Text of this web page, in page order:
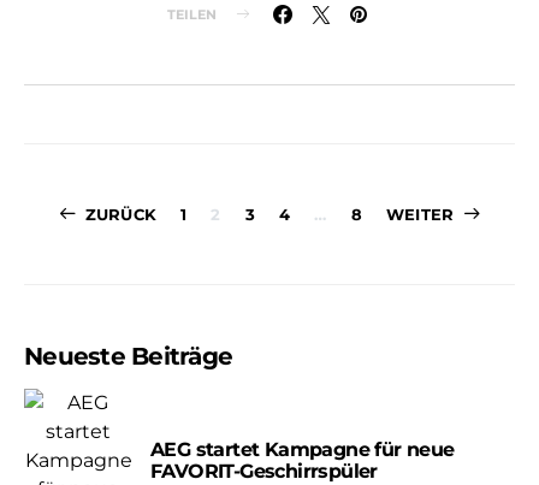
TEILEN
ZURÜCK 1 2 3 4 … 8 WEITER
Neueste Beiträge
AEG startet Kampagne für neue
FAVORIT-Geschirrspüler